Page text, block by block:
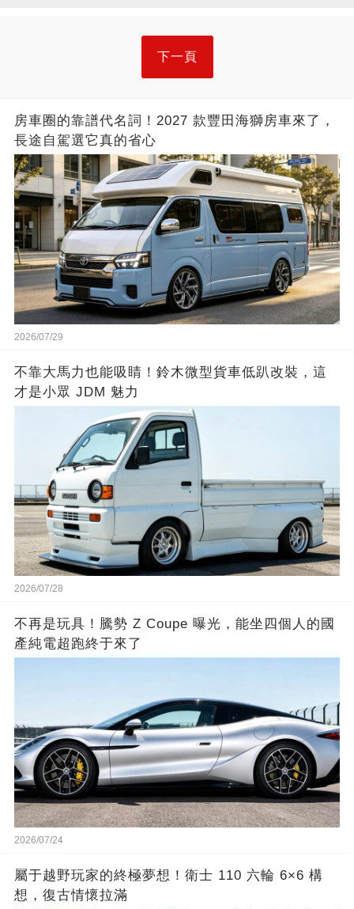
下一頁
房車圈的靠譜代名詞！2027 款豐田海獅房車來了，
長途自駕選它真的省心
2026/07/29
不靠大馬力也能吸睛！鈴木微型貨車低趴改裝，這
才是小眾 JDM 魅力
2026/07/28
不再是玩具！騰勢 Z Coupe 曝光，能坐四個人的國
產純電超跑終于來了
2026/07/24
屬于越野玩家的終極夢想！衛士 110 六輪 6×6 構
想，復古情懷拉滿